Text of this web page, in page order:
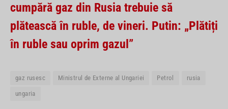
cumpără gaz din Rusia trebuie să
plătească în ruble, de vineri. Putin: „Plătiți
în ruble sau oprim gazul”
gaz rusesc Ministrul de Externe al Ungariei Petrol rusia
ungaria